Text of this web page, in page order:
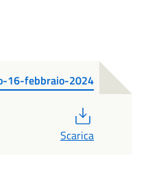
16-febbraio-2024
Scarica